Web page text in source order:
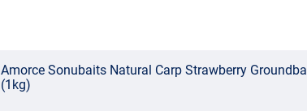
Amorce Sonubaits Natural Carp Strawberry
(1kg)